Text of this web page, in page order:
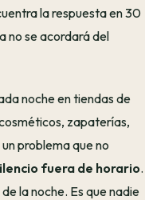
la respuesta en 30
no se acordará del
noche en tiendas de
zapaterías,
problema que no
fuera de horario.
la noche. Es que nadie